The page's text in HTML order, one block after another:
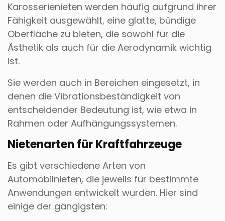
Karosserienieten werden häufig aufgrund ihrer
Fähigkeit ausgewählt, eine glatte, bündige
Oberfläche zu bieten, die sowohl für die
Ästhetik als auch für die Aerodynamik wichtig
ist.
Sie werden auch in Bereichen eingesetzt, in
denen die Vibrationsbeständigkeit von
entscheidender Bedeutung ist, wie etwa in
Rahmen oder Aufhängungssystemen.
Nietenarten für Kraftfahrzeuge
Es gibt verschiedene Arten von
Automobilnieten, die jeweils für bestimmte
Anwendungen entwickelt wurden. Hier sind
einige der gängigsten: